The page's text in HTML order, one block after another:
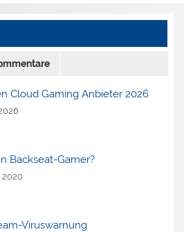
Cloud Gaming Anbieter 2026
Backseat-Gamer?
2020
Viruswarnung